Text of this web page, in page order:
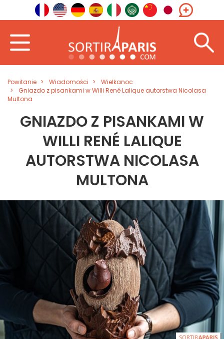
Powitanie Wiadomości
Wielkanoc
Gniazdo z pisankami w Willi René Lalique autorstwa Nicolasa
Multona
GNIAZDO Z PISANKAMI W
WILLI RENÉ LALIQUE
AUTORSTWA NICOLASA
MULTONA